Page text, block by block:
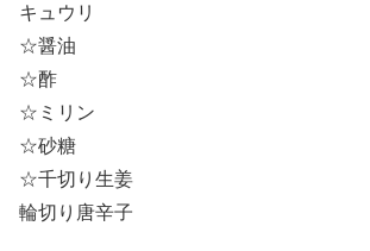
キュウリ
☆醤油
☆酢
☆ミリン
☆砂糖
☆千切り生姜
輪切り唐辛子